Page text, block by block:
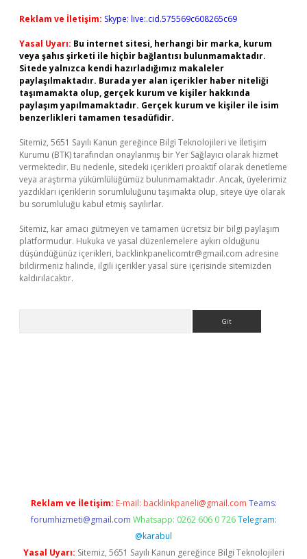
Reklam ve İletişim: Skype: live:.cid.575569c608265c69
Yasal Uyarı: Bu internet sitesi, herhangi bir marka, kurum
veya şahıs şirketi ile hiçbir bağlantısı bulunmamaktadır.
Sitede yalnızca kendi hazırladığımız makaleler
paylaşılmaktadır. Burada yer alan içerikler haber niteliği
taşımamakta olup, gerçek kurum ve kişiler hakkında
paylaşım yapılmamaktadır. Gerçek kurum ve kişiler ile isim
benzerlikleri tamamen tesadüfidir.
Sitemiz, 5651 Sayılı Kanun gereğince Bilgi Teknolojileri ve İletişim
Kurumu (BTK) tarafından onaylanmış bir Yer Sağlayıcı olarak hizmet
vermektedir. Bu nedenle, sitedeki içerikleri proaktif olarak denetleme
veya araştırma yükümlülüğümüz bulunmamaktadır. Ancak, üyelerimiz
yazdıkları içeriklerin sorumluluğunu taşımakta olup, siteye üye olarak
bu sorumluluğu kabul etmiş sayılırlar.
Sitemiz, kar amacı gütmeyen ve tamamen ücretsiz bir bilgi paylaşım
platformudur. Hukuka ve yasal düzenlemelere aykırı olduğunu
düşündüğünüz içerikleri, backlinkpanelicomtr@gmail.com adresine
bildirmeniz halinde, ilgili içerikler yasal süre içerisinde sitemizden
kaldırılacaktır.
Reklam ve İletişim: E-mail: backlinkpaneli@gmail.com Teams:
forumhizmeti@gmail.com Whatsapp: 0262 606 0 726 Telegram:
@karabul
Yasal Uyarı: Sitemiz, 5651 Sayılı Kanun gereğince Bilgi Teknolojileri